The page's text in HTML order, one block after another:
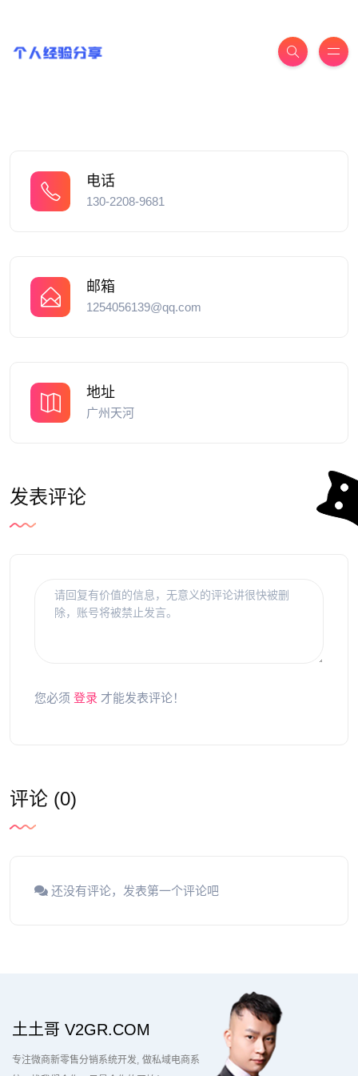
电话
130-2208-9681
邮箱
1254056139@qq.com
地址
广州天河
发表评论
您必须 登录 才能发表评论！
评论 (0)
还没有评论，发表第一个评论吧
土土哥 V2GR.COM
专注微商新零售分销系统开发 做私域电商系